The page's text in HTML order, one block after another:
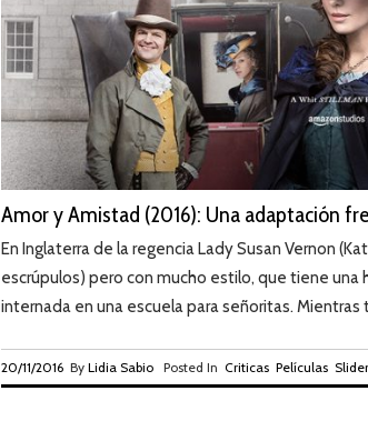
Amor y Amistad (2016): Una adaptación
En Inglaterra de la regencia Lady Susan Vernon
escrúpulos) pero con mucho estilo, que tiene una
internada en una escuela para señoritas. Mientras
20/11/2016 By Lidia Sabio Posted In Criticas Películas Slider